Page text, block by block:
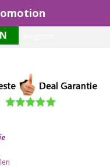
maken wij gebruik van